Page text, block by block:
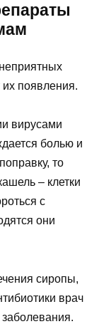
появления.
вирусами
болью и
то
– клетки
с
они
сиропы,
врач